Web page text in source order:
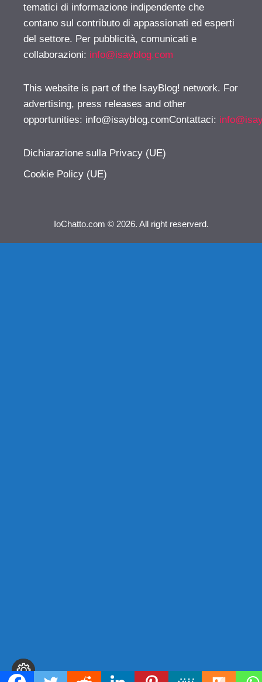
tematici di informazione indipendente che
contano sul contributo di appassionati ed esperti
del settore. Per pubblicità, comunicati e
collaborazioni: info@isayblog.com
This website is part of the IsayBlog! network. For
advertising, press releases and other
opportunities: info@isayblog.comContattaci:
Dichiarazione sulla Privacy (UE)
Cookie Policy (UE)
IoChatto.com © 2026. All right reserverd.